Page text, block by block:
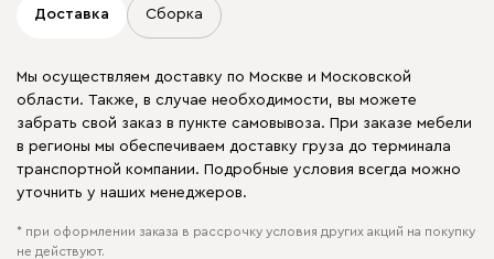
Доставка Сборка
Мы осуществляем доставку по Москве и Московской
области. Также, в случае необходимости, вы можете
забрать свой заказ в пункте самовывоза. При заказе мебели
в регионы мы обеспечиваем доставку груза до терминала
транспортной компании. Подробные условия всегда можно
уточнить у наших менеджеров.
* при оформлении заказа в рассрочку условия других акций на покупку
не действуют.